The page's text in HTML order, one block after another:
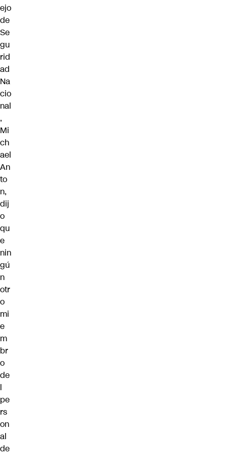
ejo
de
Se
gu
rid
ad
Na
cio
nal
,
Mi
ch
ael
An
to
n,
dij
o
qu
e
nin
gú
n
otr
o
mi
e
m
br
o
de
l
pe
rs
on
al
de